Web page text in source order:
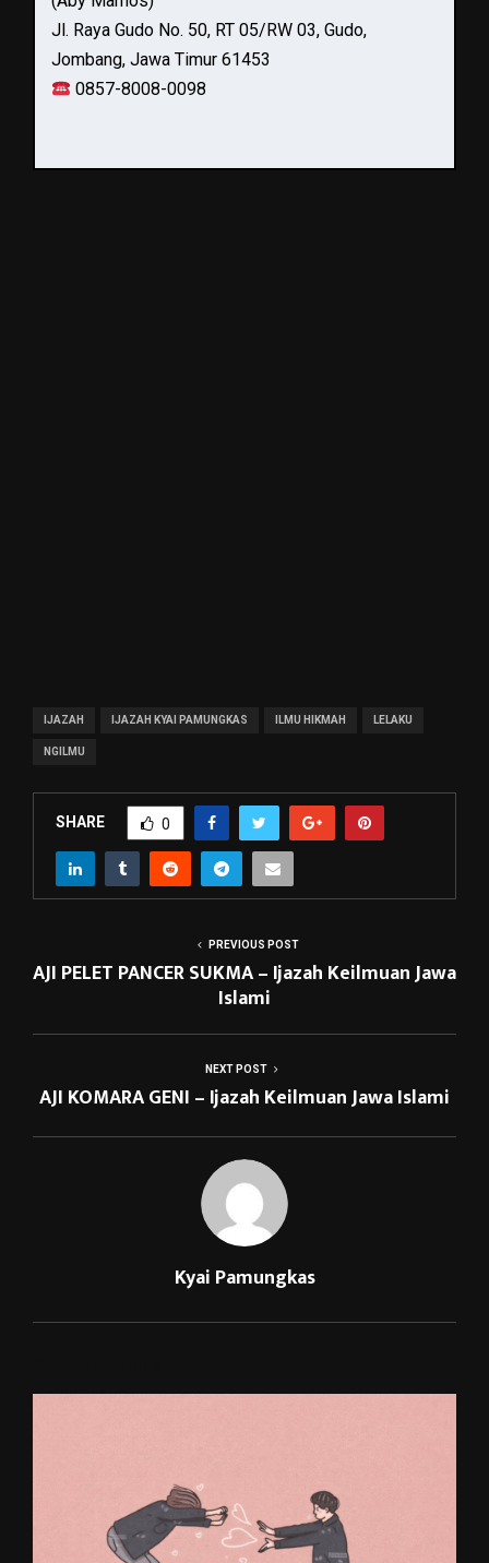
Jl. Raya Gudo No. 50, RT 05/RW 03, Gudo,
Jombang, Jawa Timur 61453
0857-8008-0098
IJAZAH IJAZAH KYAI PAMUNGKAS ILMU HIKMAH LELAKU
NGILMU
SHARE 0
PREVIOUS POST
AJI PELET PANCER SUKMA – Ijazah Keilmuan Jawa
Islami
NEXT POST
AJI KOMARA GENI – Ijazah Keilmuan Jawa Islami
Kyai Pamungkas